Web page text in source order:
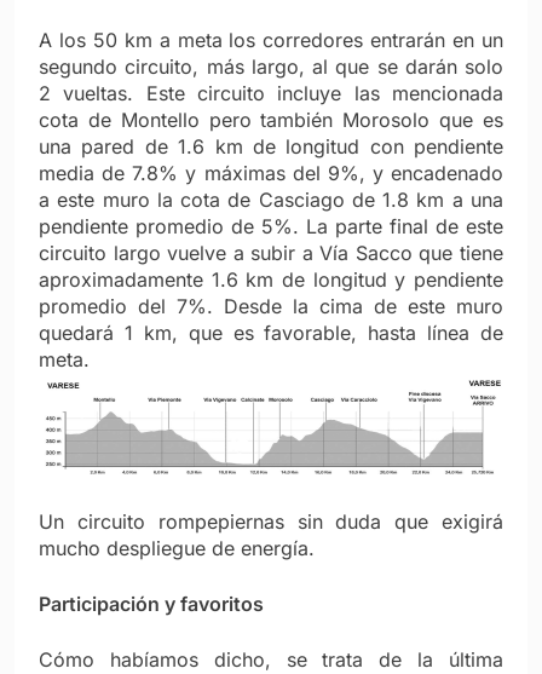
A los 50 km a meta los corredores entrarán en un
segundo circuito, más largo, al que se darán solo
2 vueltas. Este circuito incluye las mencionada
cota de Montello pero también Morosolo que es
una pared de 1.6 km de longitud con pendiente
media de 7.8% y máximas del 9%, y encadenado
a este muro la cota de Casciago de 1.8 km a una
pendiente promedio de 5%. La parte final de este
circuito largo vuelve a subir a Vía Sacco que tiene
aproximadamente 1.6 km de longitud y pendiente
promedio del 7%. Desde la cima de este muro
quedará 1 km, que es favorable, hasta línea de
meta.
Un circuito rompepiernas sin duda que exigirá
mucho despliegue de energía.
Participación y favoritos
Cómo habíamos dicho, se trata de la última